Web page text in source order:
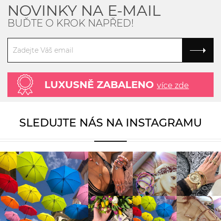
NOVINKY NA E-MAIL
BUĎTE O KROK NAPŘED!
LUXUSNĚ ZABALENO více zde
SLEDUJTE NÁS NA INSTAGRAMU